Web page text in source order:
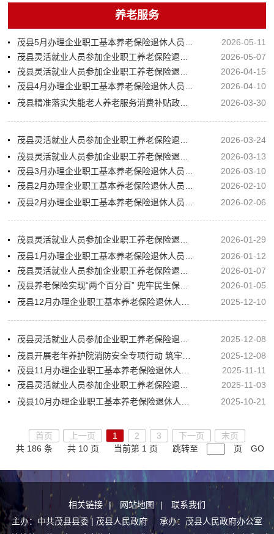
养老服务
2026-05-11
2026-05-07
2026-04-15
2026-04-10
2026-03-30
2026-03-24
2026-03-13
2026-03-10
2026-02-10
2026-02-06
2026-01-29
2026-01-12
2026-01-07
2026-01-05
2025-12-10
2025-12-08
2025-12-08
2025-11-11
2025-11-03
2025-10-21
首页 上一页 1 2 3 下一页
末页
共 186 条
共 10 页 当前第 1 页 跳转至 页 GO
相关链接 | 网站地图 |
联系我们
主办：中共茂县县委 | 茂县人民政府 承办：茂县人民政府办公室